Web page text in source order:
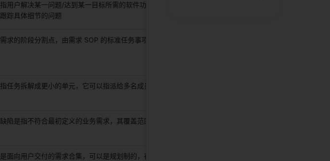
指用户解决某一问题/达到某一目标所需的软件功能，它帮助团队成员
跟踪具体细节的问题
需求的阶段分割点，由需求 SOP 的标准任务事项组成
指任务拆解成更小的单元，它可以指派给多名成员负责
缺陷是指不符合最初定义的业务需求，其覆盖范围高于 Bug
是面向用户交付的需求合集，可以是规划制的，在某个版本实现指定